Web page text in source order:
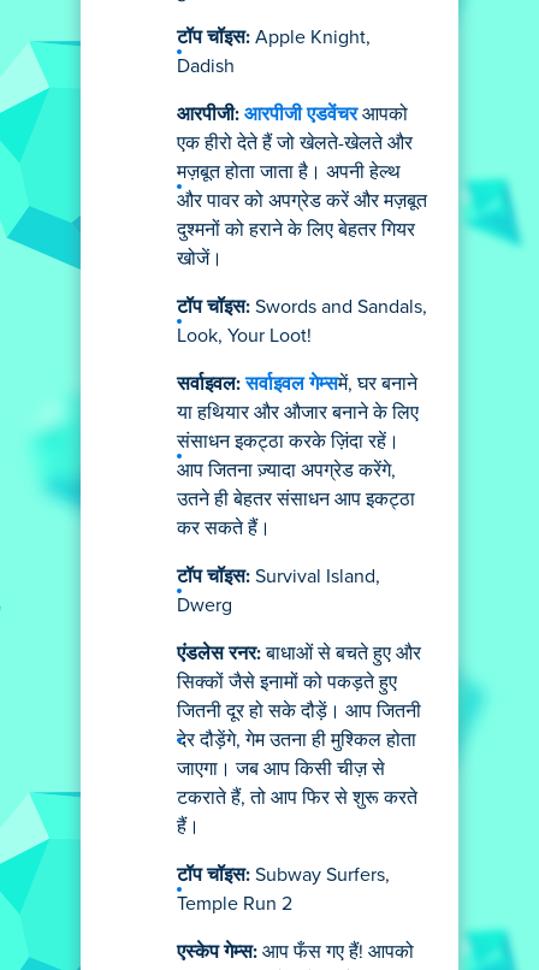
टॉप चॉइस: Apple Knight,
Dadish
आरपीजी: आरपीजी एडवेंचरआपको
एक हीरो देते हैं जो खेलते-खेलते और
मज़बूत होता जाता है। अपनी हेल्थ
और पावर को अपग्रेड करें और मज़बूत
दुश्मनों को हराने के लिए बेहतर गियर
खोजें।
टॉप चॉइस: Swords and Sandals,
Look, Your Loot!
सर्वाइवल: सर्वाइवल गेम्समें, घर बनाने
या हथियार और औजार बनाने के लिए
संसाधन इकट्ठा करके ज़िंदा रहें।
आप जितना ज़्यादा अपग्रेड करेंगे,
उतने ही बेहतर संसाधन आप इकट्ठा
कर सकते हैं।
टॉप चॉइस: Survival Island,
Dwerg
एंडलेस रनर:बाधाओं से बचते हुए और
सिक्कों जैसे इनामों को पकड़ते हुए
जितनी दूर हो सके दौड़ें। आप जितनी
देर दौड़ेंगे, गेम उतना ही मुश्किल होता
जाएगा। जब आप किसी चीज़ से
टकराते हैं, तो आप फिर से शुरू करते
हैं।
टॉप चॉइस: Subway Surfers,
Temple Run 2
एस्केप गेम्स: आप फँस गए हैं! आपको